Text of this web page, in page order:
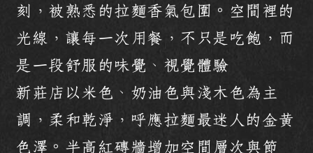
刻，被熟悉的拉麵香氣包圍。空間裡的
光線，讓每一次用餐，不只是吃飽，而
是一段舒服的味覺、視覺體驗
新莊店以米色、奶油色與淺木色為主
調，柔和乾淨，呼應拉麵最迷人的金黃
色澤。半高紅磚牆增加空間層次與節